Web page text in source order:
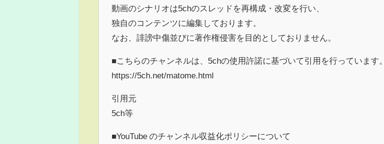
動画のシナリオは5chのスレッドを再構成・改変を行い、
独自のコンテンツに編集しております。
なお、誹謗中傷並びに著作権侵害を目的としておりません。
■こちらのチャンネルは、5chの使用許諾に基づいて引用を行っています。
https://5ch.net/matome.html
引用元
5ch等
■YouTube のチャンネル収益化ポリシーについて